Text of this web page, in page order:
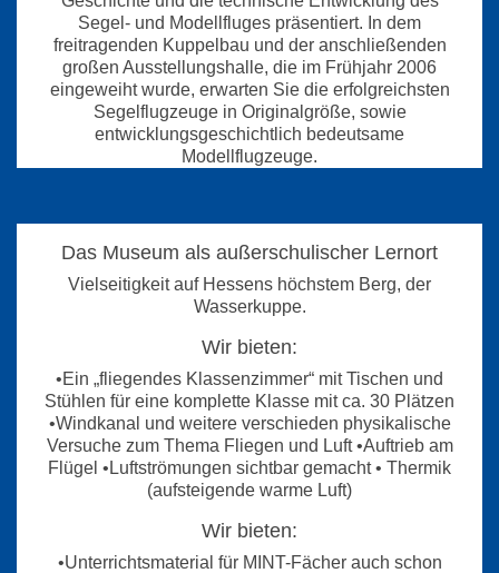
Segel- und Modellfluges präsentiert. In dem
freitragenden Kuppelbau und der anschließenden
großen Ausstellungshalle, die im Frühjahr 2006
eingeweiht wurde, erwarten Sie die erfolgreichsten
Segelflugzeuge in Originalgröße, sowie
entwicklungsgeschichtlich bedeutsame
Modellflugzeuge.
Das Museum als außerschulischer Lernort
Vielseitigkeit auf Hessens höchstem Berg, der
Wasserkuppe.
Wir bieten:
•Ein „fliegendes Klassenzimmer“ mit Tischen und
Stühlen für eine komplette Klasse mit ca. 30 Plätzen
•Windkanal und weitere verschieden physikalische
Versuche zum Thema Fliegen und Luft •Auftrieb am
Flügel •Luftströmungen sichtbar gemacht • Thermik
(aufsteigende warme Luft)
Wir bieten:
•Unterrichtsmaterial für MINT-Fächer auch schon